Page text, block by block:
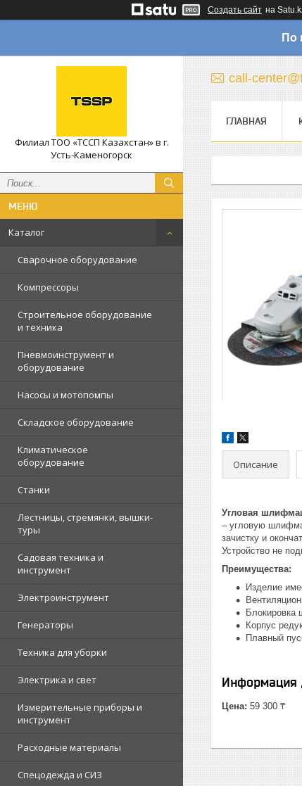
Создать сайт на
По
Филиал ТОО «ТССП Казахстан» в г.
Усть-Каменогорск
Каталог
Сварочное оборудование
Компрессоры
Строительное оборудование
и техника
Пневмоинструмент и
оборудование
Насосы и мотопомпы
Складское оборудование
Климатическое
оборудование
Станки
Лестницы, стремянки, вышки-
туры
Садовая техника и
инструмент
Электроинструмент
Генераторы
Техника для уборки
Электрика и свет
Измерительные приборы и
инструмент
Расходные материалы
Спецодежда и СИЗ
call-
ГЛАВНАЯ
Описание
Угловая
– угловую
зачистку и
Устройство не
Преимущества:
Изделие
Блокировка
Корпус
Плавный
Информация
Цена: 59 300 ₸